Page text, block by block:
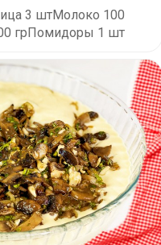
3 штМолоко 100
грПомидоры 1 шт